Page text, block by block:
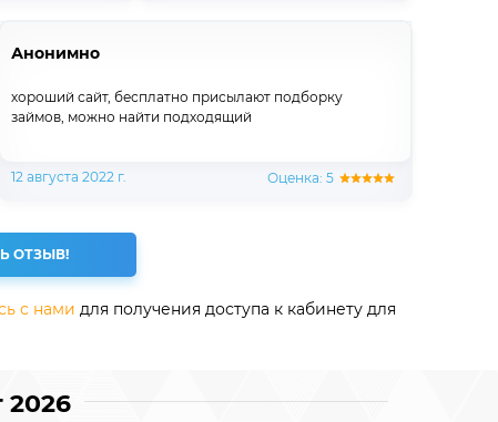
Анонимно
хороший сайт, бесплатно присылают подборку
займов, можно найти подходящий
12 августа 2022 г. Оценка: 5
ОТЗЫВ!
с нами для получения доступа к кабинету для
2026